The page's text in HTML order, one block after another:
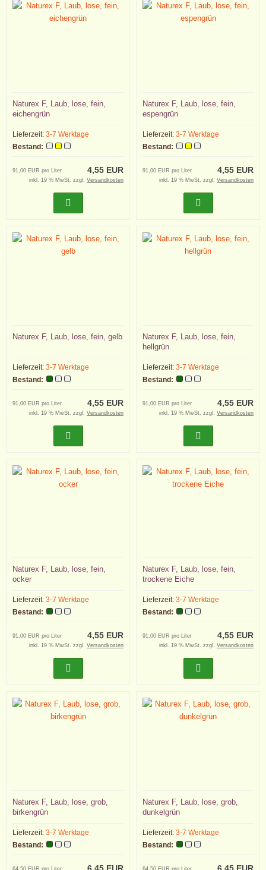
Naturex F, Laub, lose, fein,
eichengrün
Lieferzeit: 3-7 Werktage
Bestand:
4,55 EUR
91,00 EUR pro Liter
inkl. 19 % MwSt. zzgl. Versandkosten
Naturex F, Laub, lose, fein,
espengrün
Lieferzeit: 3-7 Werktage
Bestand:
4,55 EUR
91,00 EUR pro Liter
inkl. 19 % MwSt. zzgl. Versandkosten
Naturex F, Laub, lose, fein, gelb
Lieferzeit: 3-7 Werktage
Bestand:
4,55 EUR
91,00 EUR pro Liter
inkl. 19 % MwSt. zzgl. Versandkosten
Naturex F, Laub, lose, fein,
hellgrün
Lieferzeit: 3-7 Werktage
Bestand:
4,55 EUR
91,00 EUR pro Liter
inkl. 19 % MwSt. zzgl. Versandkosten
Naturex F, Laub, lose, fein,
ocker
Lieferzeit: 3-7 Werktage
Bestand:
4,55 EUR
91,00 EUR pro Liter
inkl. 19 % MwSt. zzgl. Versandkosten
Naturex F, Laub, lose, fein,
trockene Eiche
Lieferzeit: 3-7 Werktage
Bestand:
4,55 EUR
91,00 EUR pro Liter
inkl. 19 % MwSt. zzgl. Versandkosten
Naturex F, Laub, lose, grob,
birkengrün
Lieferzeit: 3-7 Werktage
Bestand:
Naturex F, Laub, lose, grob,
dunkelgrün
Lieferzeit: 3-7 Werktage
Bestand: